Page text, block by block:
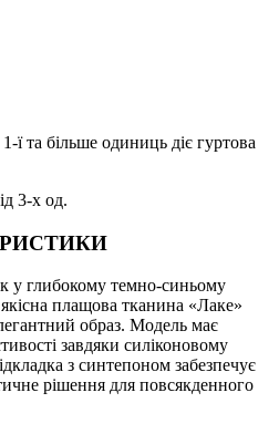
та більше одиниць діє гуртова
3-х од.
у глибокому темно-синьому
плащова тканина «Лаке»
образ. Модель має
завдяки силіконовому
з синтепоном забезпечує
рішення для повсякденного